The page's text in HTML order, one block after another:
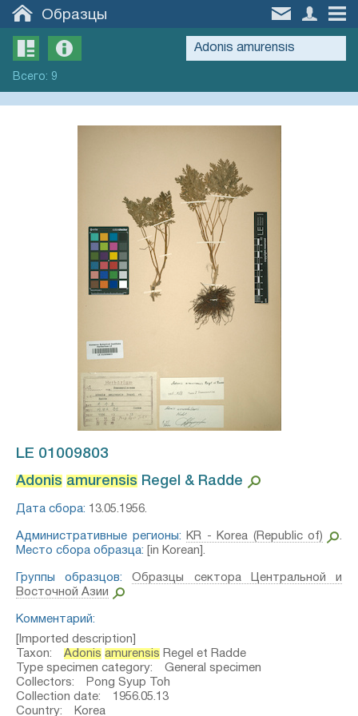
Образцы
Всего: 9
LE 01009803
Adonis amurensis Regel & Radde⁣
Дата сбора: 13.05.1956.
Административные регионы: KR - Korea (Republic of)
.
Место сбора образца: [in Korean].
Группы образцов:
Образцы сектора Центральной и
Восточной Азии
Комментарий:
[Imported description]
Taxon: Adonis amurensis Regel et Radde
Type specimen category: General specimen
Collectors: Pong Syup Toh
Collection date: 1956.05.13
Country: Korea